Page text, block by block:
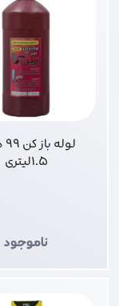
1.5لیتری
ناموجود